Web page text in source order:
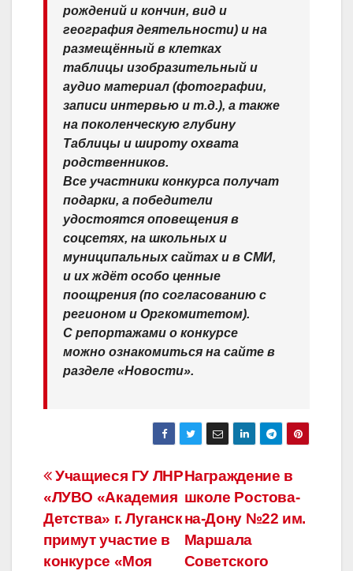
рождений и кончин, вид и
география деятельности) и на
размещённый в клетках
таблицы изобразительный и
аудио материал (фотографии,
записи интервью и т.д.), а также
на поколенческую глубину
Таблицы и широту охвата
родственников.
Все участники конкурса получат
подарки, а победители
удостоятся оповещения в
соцсетях, на школьных и
муниципальных сайтах и в СМИ,
и их ждёт особо ценные
поощрения (по согласованию с
регионом и Оргкомитетом).
С репортажами о конкурсе
можно ознакомиться на сайте в
разделе «Новости».
Навигация
по
записям
Награждение в
школе Ростова-
на-Дону №22 им.
Маршала
Советского
Учащиеся ГУ ЛНР
«ЛУВО «Академия
Детства» г. Луганск
примут участие в
конкурсе «Моя